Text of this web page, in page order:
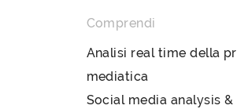
Comprendi
Analisi real time della
mediatica
Social media analysis